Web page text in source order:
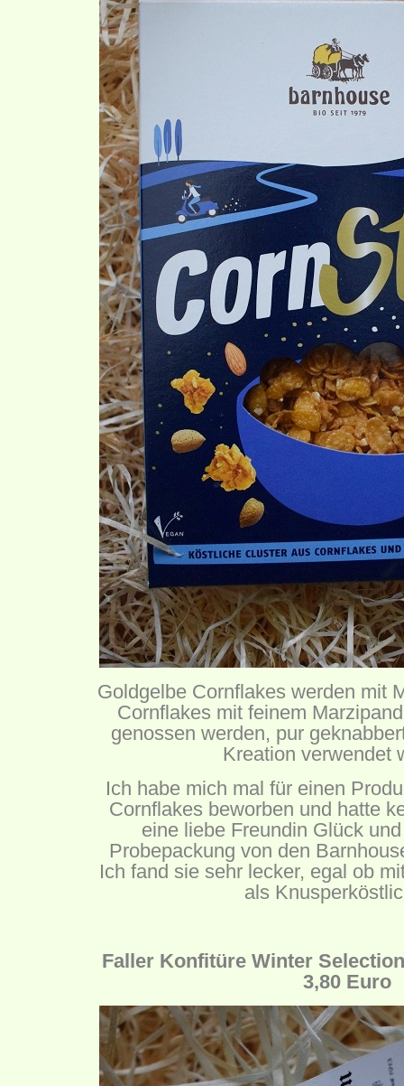
Goldgelbe Cornflakes werden mit
Cornflakes mit feinem
genossen werden, pur
Kreation verwendet
Ich habe mich mal für einen
Cornflakes beworben und hatte
eine liebe Freundin Glück
Probepackung von den
Ich fand sie sehr lecker, egal ob
als
Faller Konfitüre Winter
3,80 Euro